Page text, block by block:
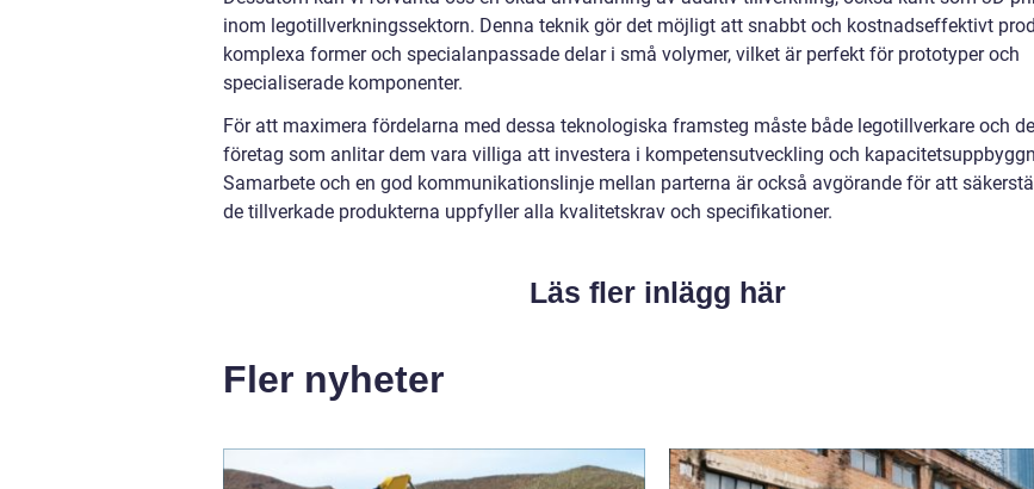
inom legotillverkningssektorn. Denna teknik gör det möjligt att snabbt och kostnadseffektivt
komplexa former och specialanpassade delar i små volymer, vilket är perfekt för prototyper och
specialiserade komponenter.
För att maximera fördelarna med dessa teknologiska framsteg måste både legotillverkare och de
företag som anlitar dem vara villiga att investera i kompetensutveckling och
Samarbete och en god kommunikationslinje mellan parterna är också avgörande för att
de tillverkade produkterna uppfyller alla kvalitetskrav och specifikationer.
Läs fler inlägg här
Fler nyheter